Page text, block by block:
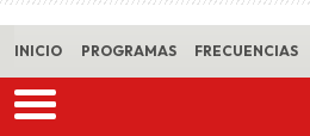
INICIO PROGRAMAS FRECUENCIAS